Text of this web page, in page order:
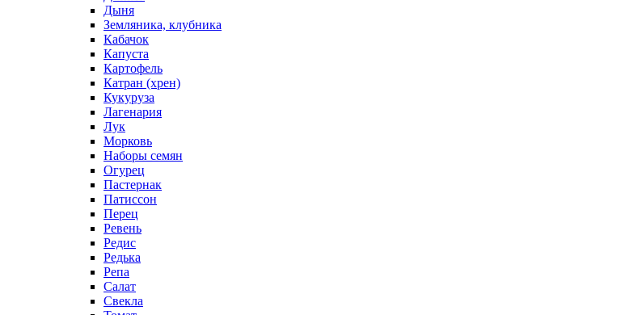
Дыня
Земляника, клубника
Кабачок
Капуста
Картофель
Катран (хрен)
Кукуруза
Лагенария
Лук
Морковь
Наборы семян
Огурец
Пастернак
Патиссон
Перец
Ревень
Редис
Редька
Репа
Салат
Свекла